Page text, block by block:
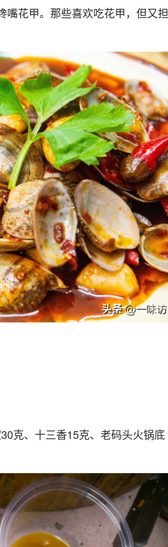
花甲。那些喜欢吃花甲，但又担
克、十三香15克、老码头火锅底